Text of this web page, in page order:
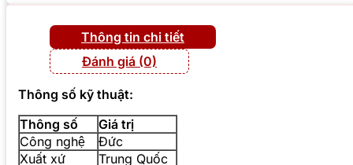
Thông tin chi tiết
Đánh giá (0)
Thông số kỹ thuật:
Thông số
Giá trị
Công nghệ
Đức
Xuất xứ
Trung Quốc